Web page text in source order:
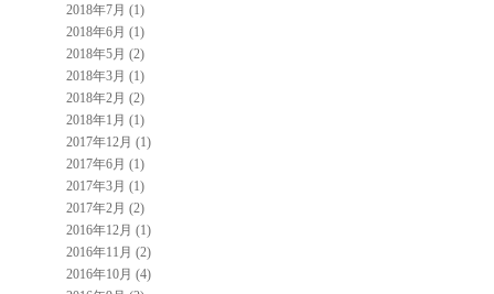
2018年7月 (1)
2018年6月 (1)
2018年5月 (2)
2018年3月 (1)
2018年2月 (2)
2018年1月 (1)
2017年12月 (1)
2017年6月 (1)
2017年3月 (1)
2017年2月 (2)
2016年12月 (1)
2016年11月 (2)
2016年10月 (4)